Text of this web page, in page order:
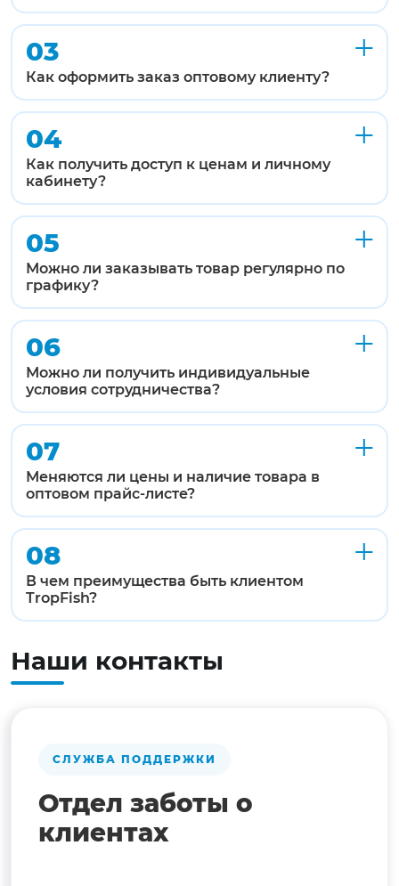
03
Как оформить заказ оптовому клиенту?
04
Как получить доступ к ценам и личному
кабинету?
05
Можно ли заказывать товар регулярно по
графику?
06
Можно ли получить индивидуальные
условия сотрудничества?
07
Меняются ли цены и наличие товара в
оптовом прайс-листе?
08
В чем преимущества быть клиентом
TropFish?
Наши контакты
СЛУЖБА ПОДДЕРЖКИ
Отдел заботы о
клиентах